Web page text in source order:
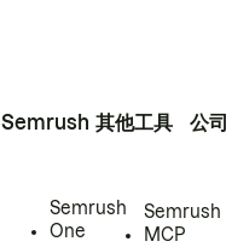
Semrush
Semrush
One
其他工具
Semrush
MCP
公司